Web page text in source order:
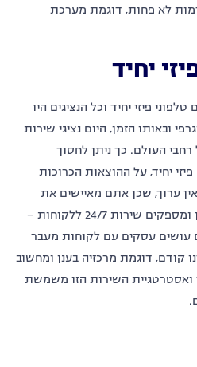
לא פחות, דוגמת מערכת
יחיד
פיזי יחיד וכל הנציגים היו
ובאותו הזמן, היום נציגי שירות
העולם. כך ניתן לחסוך
יחיד, על ההוצאות הכרוכות
ערוך, שכן אתם מאיישים את
המוקד הטלפוני מסביב לשעון ומספקים שירות 24/7 ללקוחות –
עושים עסקים עם לקוחות מעבר
קודם, דוגמת מרכזיה בענן ומחשוב
ואסטרטגיית השירות הזו משמשת